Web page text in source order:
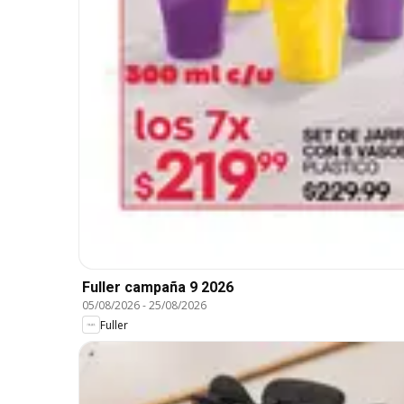
Fuller campaña 9 2026
05/08/2026-25/08/2026
Fuller